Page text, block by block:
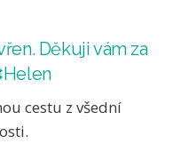
Děkuji vám za
cestu z všední